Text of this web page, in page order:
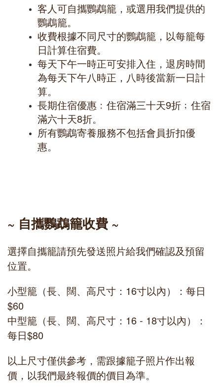
客人可自攜鸚鵡籠，或選用我們提供的
鸚鵡籠。
收費根據不同尺寸的鸚鵡籠，以每籠每
日計算住宿費。
每天下午一時正可安排入住，退房時間
為每天下午八時正，八時後當新一日計
算。
長期住宿優惠﹕住宿滿三十天9折﹔住宿
滿六十天8折。
所有鸚鵡寄養服務不包括會員折扣優
惠。
~ 自攜鸚鵡籠收費 ~
選擇自攜籠請預先發送照片給我們確認及預留
位置。
小型籠（長、闊、高尺寸：16寸以內）：每日
$60
中型籠（長、闊、高尺寸：16 - 18寸以內）：
每日$80
以上尺寸僅供參考，需跟據籠子照片作出報
價，以我們最終報價的價目為準。